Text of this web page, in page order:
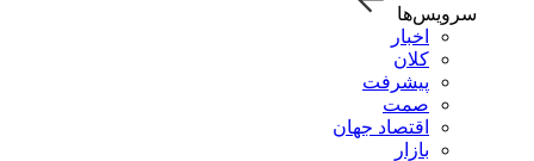
سرویس‌ها
اخبار
کلان
پیشرفت
صمت
اقتصاد جهان
بازار